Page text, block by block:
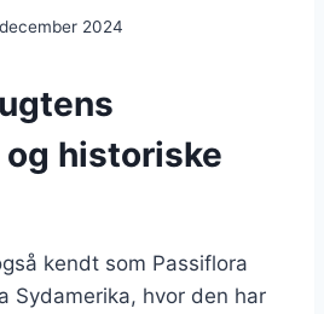
2024
historiske
kendt som Passiflora
Sydamerika, hvor den har